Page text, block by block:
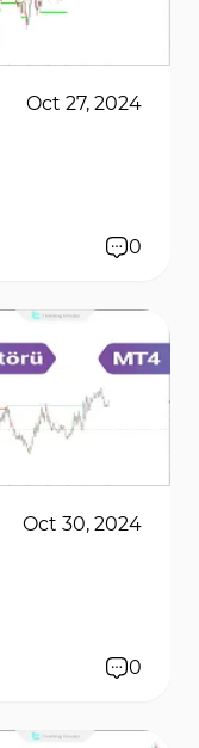
Oct 27, 2024
0
Oct 30, 2024
0